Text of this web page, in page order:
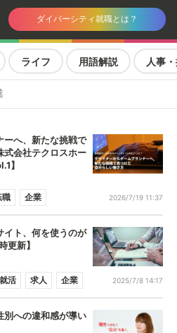
ダイバーシティ就職とは？
ライフ 用語解説 人事
ーへ、新たな挑戦で
式会社テクロスホー
】
職 企業 2026/7/19 11:37
イト、何を使うのが
更新】
就活 求人 企業 2025/7/8 14:17
別への違和感が導い